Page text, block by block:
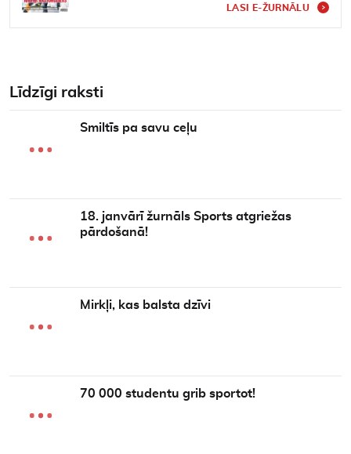
LASI E-ŽURNĀLU
Līdzīgi raksti
Smiltīs pa savu ceļu
18. janvārī žurnāls Sports atgriežas
pārdošanā!
Mirkļi, kas balsta dzīvi
70 000 studentu grib sportot!